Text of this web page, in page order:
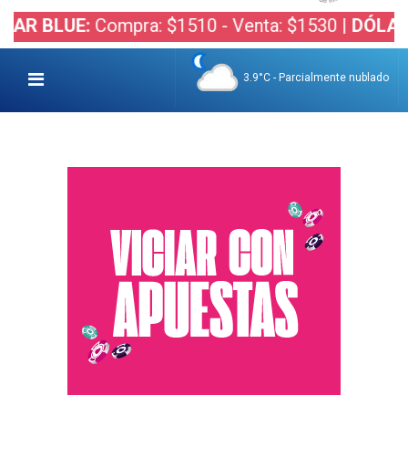
Compra: $1510 - Venta: $1530 | DÓLAR
3.9°C - Parcialmente nublado